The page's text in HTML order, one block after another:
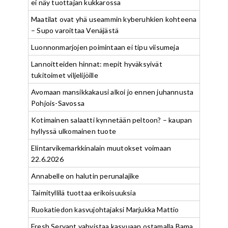
ei näy tuottajan kukkarossa
Maatilat ovat yhä useammin kyberuhkien kohteena
– Supo varoittaa Venäjästä
Luonnonmarjojen poimintaan ei tipu viisumeja
Lannoitteiden hinnat: mepit hyväksyivät
tukitoimet viljelijöille
Avomaan mansikkakausi alkoi jo ennen juhannusta
Pohjois-Savossa
Kotimainen salaatti kynnetään peltoon? – kaupan
hyllyssä ulkomainen tuote
Elintarvikemarkkinalain muutokset voimaan
22.6.2026
Annabelle on halutin perunalajike
Taimityllilä tuottaa erikoisuuksia
Ruokatiedon kasvujohtajaksi Marjukka Mattio
Fresh Servant vahvistaa kasvuaan ostamalla Bama